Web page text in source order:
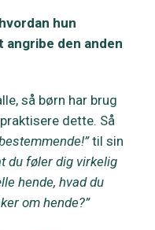
hun
angribe den anden
så børn har brug
dette. Så
til sin
du føler dig virkelig
hende, hvad du
om hende?”